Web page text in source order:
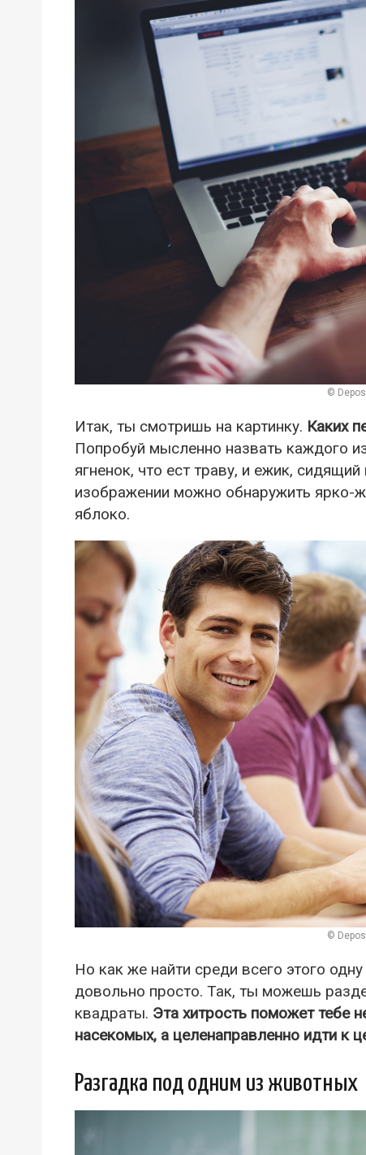
©
Итак, ты смотришь на картинку. Каких
Попробуй мысленно назвать каждого
ягненок, что ест траву, и ежик,
изображении можно обнаружить ярко-
яблоко.
©
Но как же найти среди всего этого
довольно просто. Так, ты можешь
квадраты. Эта хитрость поможет тебе
насекомых, а целенаправленно идти к
Разгадка под одним из животных